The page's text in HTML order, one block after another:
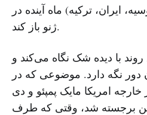
ایران، ترکیه) ماه آینده در
ژنو باز کند.
روند با دیده شک نگاه می‌کند و
دور نگه دارد. موضوعی که در
خارجه امریکا مایک پمپئو و دی
برجسته شد، وقتی که طرف